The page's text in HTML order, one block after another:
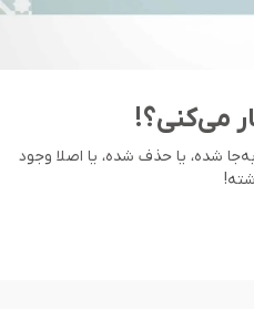
می‌کنی؟!
شده، یا حذف شده، یا اصلا وجود